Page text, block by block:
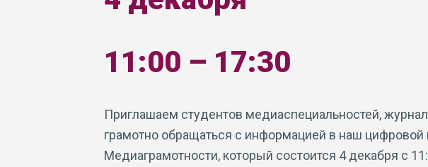
11:00 – 17:30
Приглашаем студентов медиаспециальностей,
грамотно обращаться с информацией в наш цифровой
Медиаграмотности, который состоится 4 декабря с